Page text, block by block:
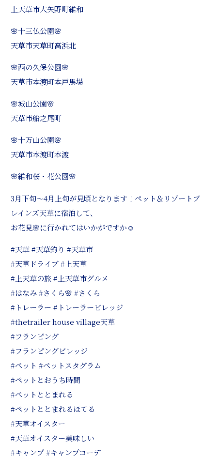
上天草市大矢野町維和
🌸十三仏公園🌸
天草市天草町高浜北
🌸西の久保公園🌸
天草市本渡町本戸馬場
🌸城山公園🌸
天草市船之尾町
🌸十万山公園🌸
天草市本渡町本渡
🌸維和桜・花公園🌸
3月下旬〜4月上旬が見頃となります！ペット＆リゾートブ
レインズ天草に宿泊して、
お花見🌸に行かれてはいかがですか☺️
#天草 #天草釣り #天草市
#天草ドライブ #上天草
#上天草の旅 #上天草市グルメ
#はなみ #さくら🌸 #さくら
#トレーラー #トレーラービレッジ
#thetrailer house village天草
#フランピング
#フランピングビレッジ
#ペット #ペットスタグラム
#ペットとおうち時間
#ペットととまれる
#ペットととまれるほてる
#天草オイスター
#天草オイスター美味しい
#キャンプ #キャンプコーデ